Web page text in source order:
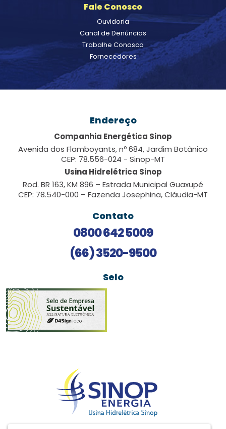
Fale Conosco
Ouvidoria
Canal de Denúncias
Trabalhe Conosco
Fornecedores
Endereço
Companhia Energética Sinop
Avenida dos Flamboyants, nº 684, Jardim Botânico
CEP: 78.556-024 - Sinop-MT
Usina Hidrelétrica Sinop
Rod. BR 163, KM 896 – Estrada Municipal Guaxupé
CEP: 78.540-000 – Fazenda Josephina, Cláudia-MT
Contato
0800 642 5009
(66) 3520-9500
Selo